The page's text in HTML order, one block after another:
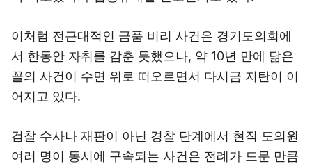
이처럼 전근대적인 금품 비리 사건은 경기도의회에
서 한동안 자취를 감춘 듯했으나, 약 10년 만에 닮은
꼴의 사건이 수면 위로 떠오르면서 다시금 지탄이 이
어지고 있다.
검찰 수사나 재판이 아닌 경찰 단계에서 현직 도의원
여러 명이 동시에 구속되는 사건은 전례가 드문 만큼